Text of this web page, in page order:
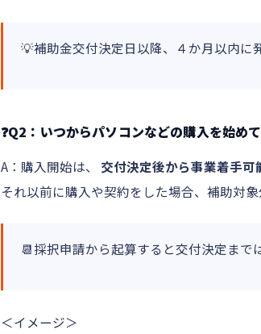
💡補助金交付決定日以降、４か月以内
❓Q2：いつからパソコンなどの購入を始め
A：購入開始は、 交付決定後から事業着手可
それ以前に購入や契約をした場合、補助対
📆採択申請から起算すると交付決定まで
＜イメージ＞